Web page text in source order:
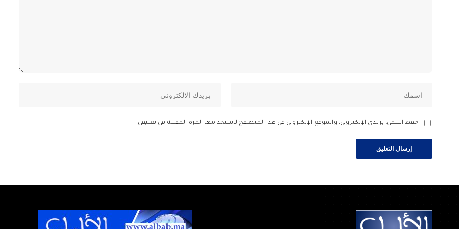
احفظ اسمي، بريدي الإلكتروني، والموقع الإلكتروني في هذا المتصفح لاستخدامها المرة المقبلة في تعليقي.